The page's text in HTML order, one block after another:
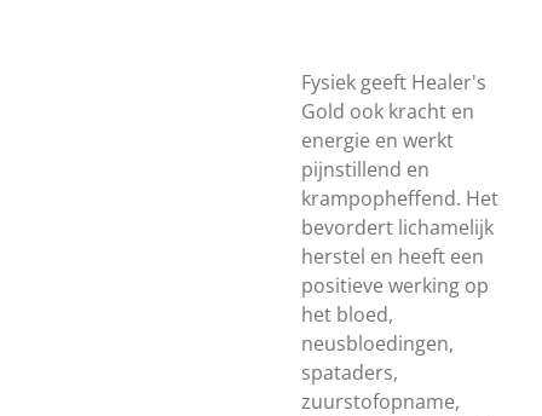
Fysiek geeft Healer's
Gold ook kracht en
energie en werkt
pijnstillend en
krampopheffend. Het
bevordert lichamelijk
herstel en heeft een
positieve werking op
het bloed,
neusbloedingen,
spataders,
zuurstofopname,